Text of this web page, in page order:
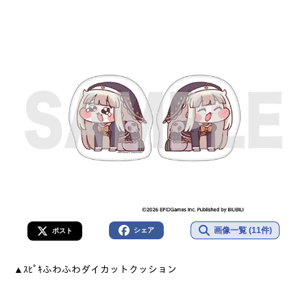
ポスト シェア 画像一覧 (11件)
▲ｽﾋﾟｷふわふわダイカットクッション